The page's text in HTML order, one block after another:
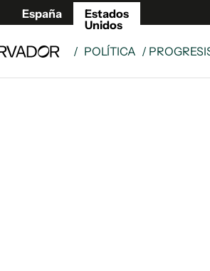
España
Estados
Unidos
/ POLÍTICA /